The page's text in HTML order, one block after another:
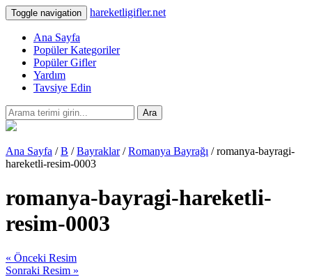
Toggle navigation hareketligifler.net
Ana Sayfa
Popüler Kategoriler
Popüler Gifler
Yardım
Tavsiye Edin
Ara
Ana Sayfa /B /Bayraklar/Romanya Bayrağı / romanya-bayragi-
hareketli-resim-0003
romanya-bayragi-hareketli-
resim-0003
« Önceki Resim
Sonraki Resim »